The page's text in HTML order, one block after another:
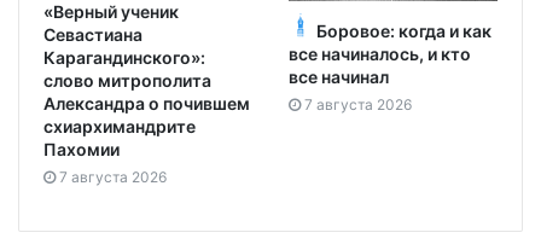
«Верный ученик
Севастиана
Карагандинского»:
слово митрополита
Александра о почившем
схиархимандрите
Пахомии
7 августа 2026
Боровое: когда и как
все начиналось, и кто
все начинал
7 августа 2026